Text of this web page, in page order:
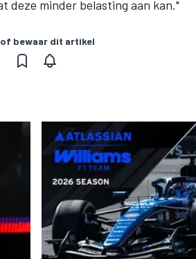
deze minder belasting aan kan."
of bewaar dit artikel